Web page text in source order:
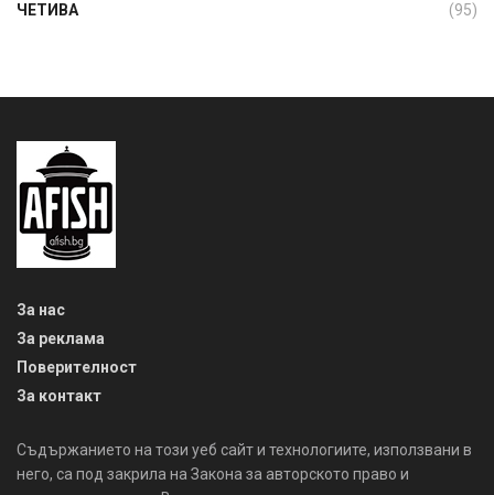
ЧЕТИВА (95)
За нас
За реклама
Поверителност
За контакт
Съдържанието на този уеб сайт и технологиите, използвани в
него, са под закрила на Закона за авторското право и